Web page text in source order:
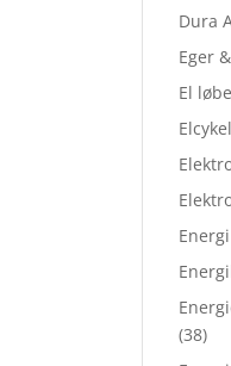
Dura
Eger
El
Elcykel
(38)